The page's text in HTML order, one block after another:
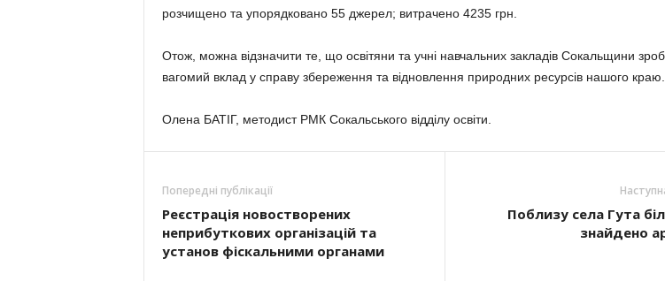
розчищено та упорядковано 55 джерел; витрачено 4235 грн.
Отож, можна відзначити те, що освітяни та учні навчальних закладів Сокальщини
вагомий вклад у справу збереження та відновлення природних ресурсів нашого краю.
Олена БАТІГ, методист РМК Сокальського відділу освіти.
Попередні публікації
Реєстрація новостворених
неприбуткових організацій та
установ фіскальними органами
Поблизу села Гута
знайдено